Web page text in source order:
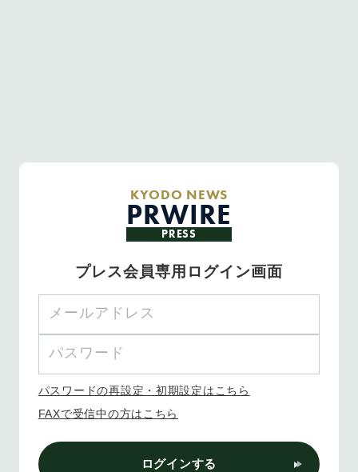
KYODO NEWS
PRWIRE
PRESS
プレス会員専用ログイン画面
パスワードの再設定・初期設定はこちら
FAXで受信中の方はこちら
ログインする